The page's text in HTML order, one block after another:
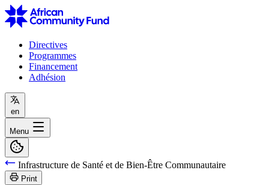
Directives
Programmes
Financement
Adhésion
en
Menu
Infrastructure de Santé et de Bien-Être Communautaire
Print